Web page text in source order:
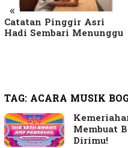
«
Catatan Pinggir Asri
Hadi Sembari Menunggu
TAG: ACARA MUSIK
Membuat
Dirimu!